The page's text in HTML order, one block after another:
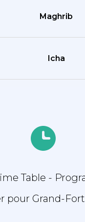
Maghrib
Icha
Table -
pour Grand-